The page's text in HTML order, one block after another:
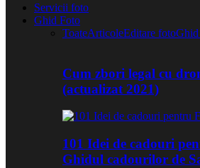
Servicii foto
Ghid Foto
ToateArticoleEditare fotoGhid
Cum zbori legal cu
(actualizat 2021)
101 Idei de cadouri
Ghidul cadourilor de